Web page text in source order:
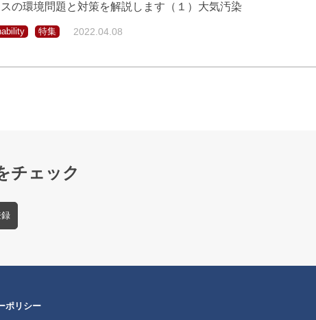
の環境問題と対策を解説します（１）大気汚染
特集 2022.04.08
チェック
ポリシー